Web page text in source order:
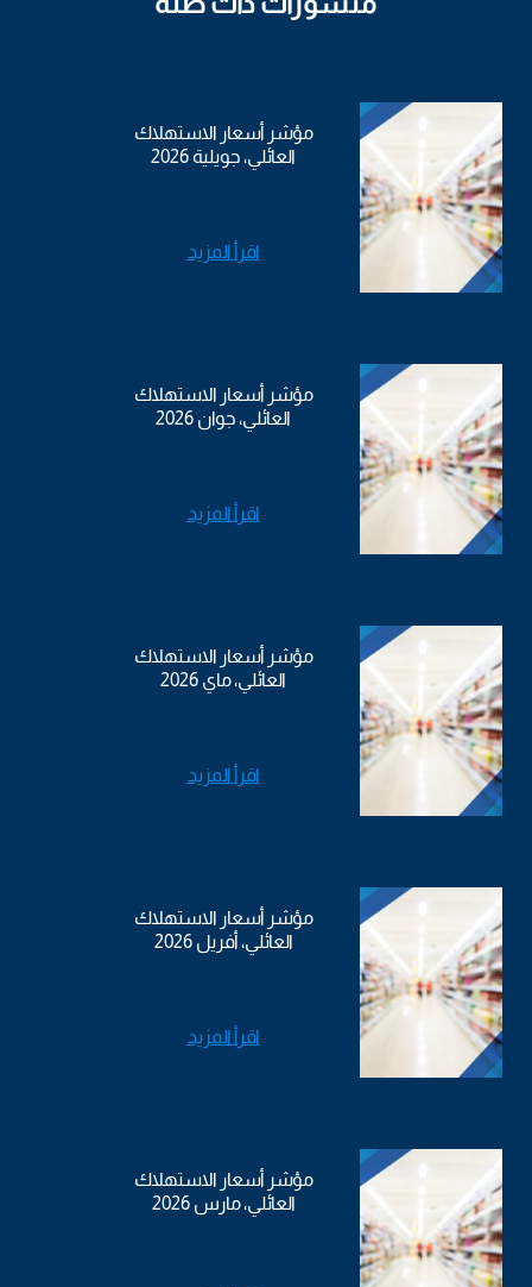
مؤشر أسعار الاستهلاك
العائلي، جويلية 2026
اقرأ المزيد
مؤشر أسعار الاستهلاك
العائلي، جوان 2026
اقرأ المزيد
مؤشر أسعار الاستهلاك
العائلي، ماي 2026
اقرأ المزيد
مؤشر أسعار الاستهلاك
العائلي، أفريل 2026
اقرأ المزيد
مؤشر أسعار الاستهلاك
العائلي، مارس 2026